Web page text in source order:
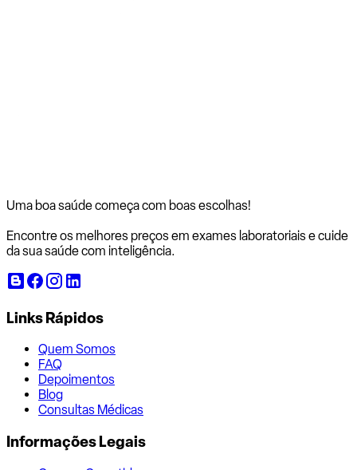
Uma boa saúde começa com boas escolhas!
Encontre os melhores preços em exames laboratoriais e cuide
da sua saúde com inteligência.
Links Rápidos
Quem Somos
FAQ
Depoimentos
Blog
Consultas Médicas
Informações Legais